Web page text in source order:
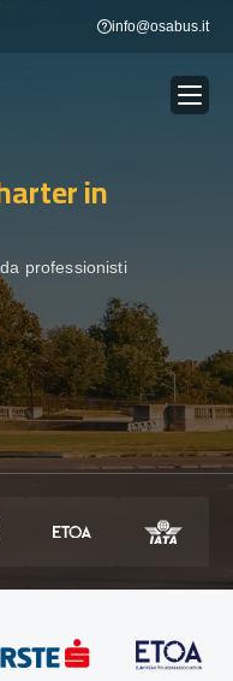
info@osabus.it
Show dropdown
in
professionisti